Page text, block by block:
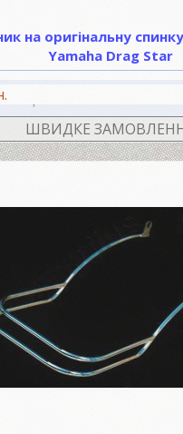
на оригінальну
Yamaha Drag Star
ШВИДКЕ